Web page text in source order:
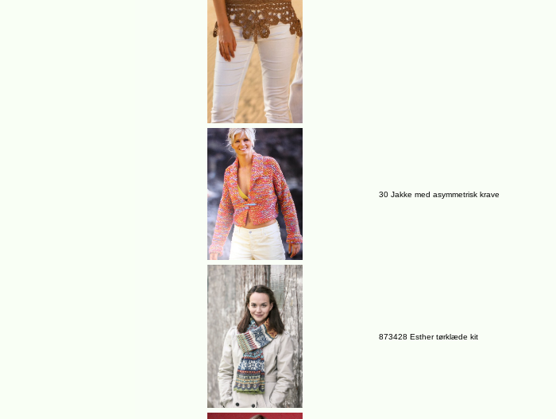
30 Jakke med asymmetrisk krave
873428 Esther tørklæde kit